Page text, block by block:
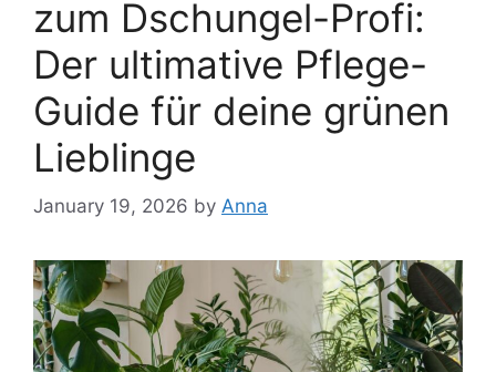
zum Dschungel-Profi:
Der ultimative Pflege-
Guide für deine grünen
Lieblinge
January 19, 2026 by Anna